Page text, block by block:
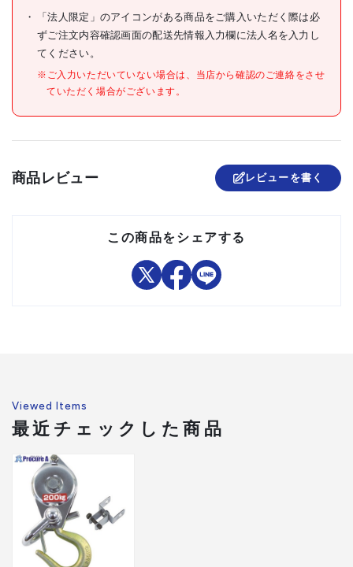
セット内容/付属品
●滑車、エンドスイベル
●本機を使用するとけん引方
●巻き取り速度とストローク
ECW200専用です。
「法人限定」のアイコンがある商品をご購入いただく際は必
ずご注文内容確認画面の配送先情報入力欄に法人名を入力し
てください。
※ご入力いただいていない場合は、当店から確認のご連絡をさせ
ていただく場合がございます。
商品レビュー レビューを書く
この商品をシェアする
Viewed Items
最近チェックした商品